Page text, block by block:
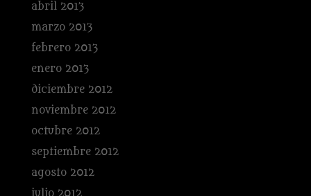
abril 2013
marzo 2013
febrero 2013
enero 2013
diciembre 2012
noviembre 2012
octubre 2012
septiembre 2012
agosto 2012
julio 2012